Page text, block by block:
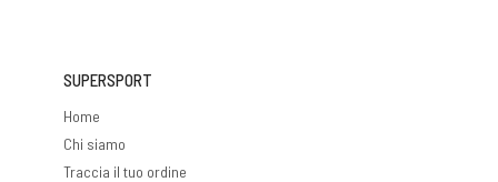
SUPERSPORT
Home
Chi siamo
Traccia il tuo ordine